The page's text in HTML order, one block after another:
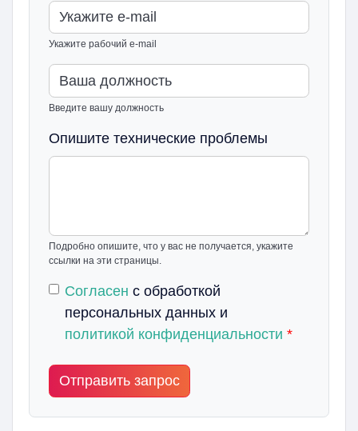
Укажите рабочий e-mail
Введите вашу должность
Опишите технические проблемы
Подробно опишите, что у вас не получается, укажите
ссылки на эти страницы.
Согласен с обработкой
персональных данных и
политикой конфиденциальности *
Отправить запрос